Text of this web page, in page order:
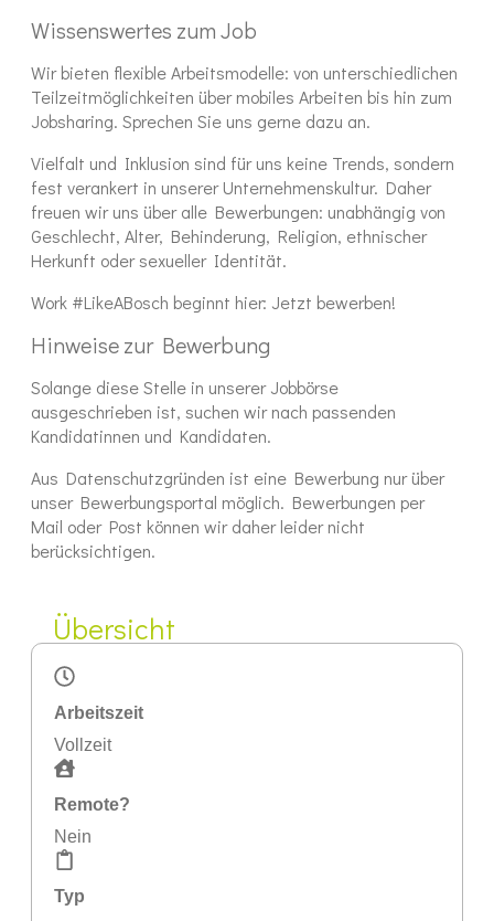
Wissenswertes zum Job
Wir bieten flexible Arbeitsmodelle: von unterschiedlichen
Teilzeitmöglichkeiten über mobiles Arbeiten bis hin zum
Jobsharing. Sprechen Sie uns gerne dazu an.
Vielfalt und Inklusion sind für uns keine Trends, sondern
fest verankert in unserer Unternehmenskultur. Daher
freuen wir uns über alle Bewerbungen: unabhängig von
Geschlecht, Alter, Behinderung, Religion, ethnischer
Herkunft oder sexueller Identität.
Work #LikeABosch beginnt hier: Jetzt bewerben!
Hinweise zur Bewerbung
Solange diese Stelle in unserer Jobbörse
ausgeschrieben ist, suchen wir nach passenden
Kandidatinnen und Kandidaten.
Aus Datenschutzgründen ist eine Bewerbung nur über
unser Bewerbungsportal möglich. Bewerbungen per
Mail oder Post können wir daher leider nicht
berücksichtigen.
Übersicht
Arbeitszeit
Vollzeit
Remote?
Nein
Typ